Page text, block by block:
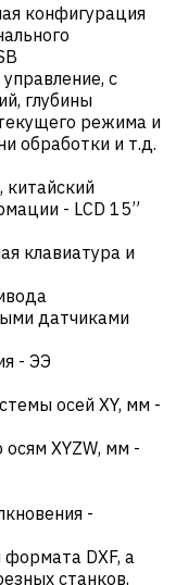
конфигурация
с
глубины
режима и
обработки и т.д.
китайский
- LCD 15”
клавиатура и
датчиками
- ЭЭ
осей XY, мм -
осям XYZW, мм -
-
DXF, а
станков,